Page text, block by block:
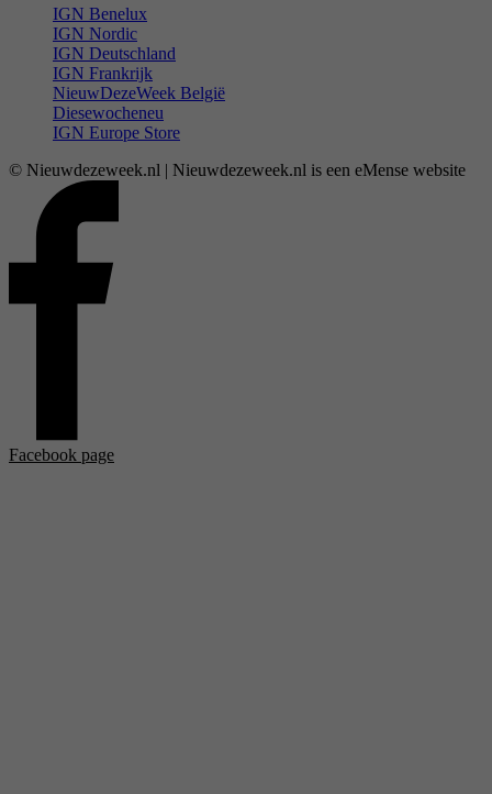
IGN Benelux
IGN Nordic
IGN Deutschland
IGN Frankrijk
NieuwDezeWeek België
Diesewocheneu
IGN Europe Store
© Nieuwdezeweek.nl | Nieuwdezeweek.nl is een eMense website
Facebook page